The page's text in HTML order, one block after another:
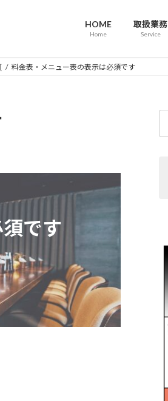
HOME
Home
取扱業務
Service
料金表・メニュー表の表示は必須です
です